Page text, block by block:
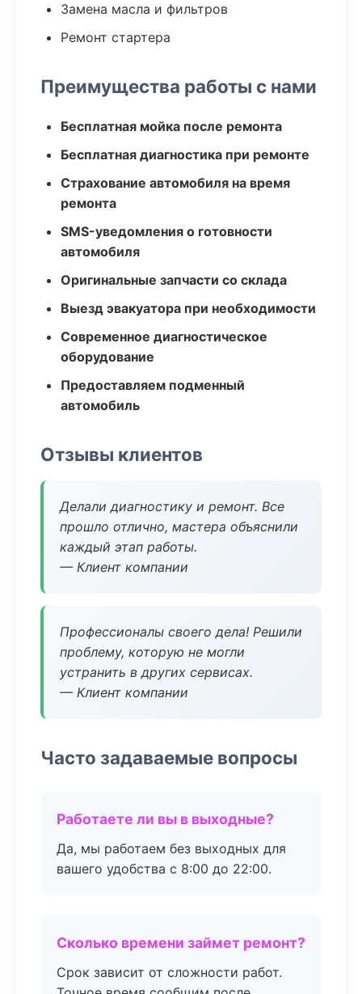
Замена масла и фильтров
Ремонт стартера
Преимущества работы с нами
Бесплатная мойка после ремонта
Бесплатная диагностика при ремонте
Страхование автомобиля на время
ремонта
SMS-уведомления о готовности
автомобиля
Оригинальные запчасти со склада
Выезд эвакуатора при необходимости
Современное диагностическое
оборудование
Предоставляем подменный
автомобиль
Отзывы клиентов
Делали диагностику и ремонт. Все
прошло отлично, мастера объяснили
каждый этап работы.
— Клиент компании
Профессионалы своего дела! Решили
проблему, которую не могли
устранить в других сервисах.
— Клиент компании
Часто задаваемые вопросы
Работаете ли вы в выходные?
Да, мы работаем без выходных для
вашего удобства с 8:00 до 22:00.
Сколько времени займет ремонт?
Срок зависит от сложности работ.